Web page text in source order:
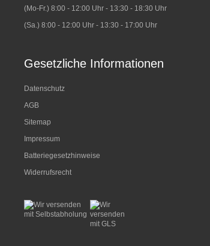
(Mo-Fr.) 8:00 - 12:00 Uhr - 13:30 - 18:30 Uhr
(Sa.) 8:00 - 12:00 Uhr - 13:30 - 17:00 Uhr
Gesetzliche Informationen
Datenschutz
AGB
Sitemap
Impressum
Batteriegesetzhinweise
Widerrufsrecht